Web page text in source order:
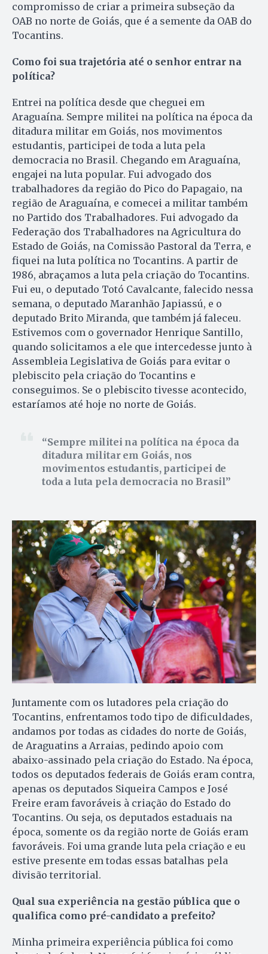
compromisso de criar a primeira subseção da
OAB no norte de Goiás, que é a semente da OAB do
Tocantins.
Como foi sua trajetória até o senhor entrar na
política?
Entrei na política desde que cheguei em
Araguaína. Sempre militei na política na época da
ditadura militar em Goiás, nos movimentos
estudantis, participei de toda a luta pela
democracia no Brasil. Chegando em Araguaína,
engajei na luta popular. Fui advogado dos
trabalhadores da região do Pico do Papagaio, na
região de Araguaína, e comecei a militar também
no Partido dos Trabalhadores. Fui advogado da
Federação dos Trabalhadores na Agricultura do
Estado de Goiás, na Comissão Pastoral da Terra, e
fiquei na luta política no Tocantins. A partir de
1986, abraçamos a luta pela criação do Tocantins.
Fui eu, o deputado Totó Cavalcante, falecido nessa
semana, o deputado Maranhão Japiassú, e o
deputado Brito Miranda, que também já faleceu.
Estivemos com o governador Henrique Santillo,
quando solicitamos a ele que intercedesse junto à
Assembleia Legislativa de Goiás para evitar o
plebiscito pela criação do Tocantins e
conseguimos. Se o plebiscito tivesse acontecido,
estaríamos até hoje no norte de Goiás.
Sempre militei na política na época da
ditadura militar em Goiás, nos
movimentos estudantis, participei de
toda a luta pela democracia no Brasil
Juntamente com os lutadores pela criação do
Tocantins, enfrentamos todo tipo de dificuldades,
andamos por todas as cidades do norte de Goiás,
de Araguatins a Arraias, pedindo apoio com
abaixo-assinado pela criação do Estado. Na época,
todos os deputados federais de Goiás eram contra,
apenas os deputados Siqueira Campos e José
Freire eram favoráveis à criação do Estado do
Tocantins. Ou seja, os deputados estaduais na
época, somente os da região norte de Goiás eram
favoráveis. Foi uma grande luta pela criação e eu
estive presente em todas essas batalhas pela
divisão territorial.
Qual sua experiência na gestão pública que o
qualifica como pré-candidato a prefeito?
Minha primeira experiência pública foi como